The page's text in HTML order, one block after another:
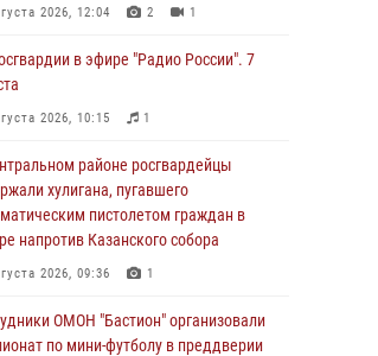
2026, 12:04 2 1
в эфире "Радио России". 7
2026, 10:15 1
районе росгвардейцы
хулигана, пугавшего
пистолетом граждан в
напротив Казанского собора
2026, 09:36 1
ОМОН "Бастион" организовали
по мини-футболу в преддверии